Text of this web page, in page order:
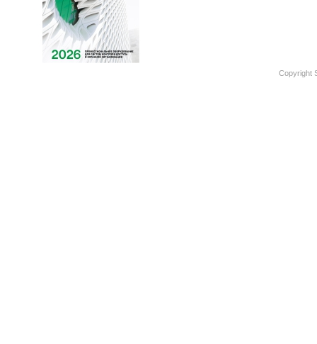
Copyright